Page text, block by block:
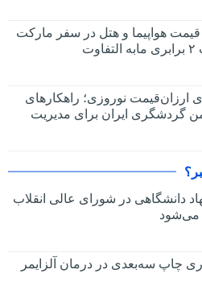
هواپیما و هتل در سفر مارکت
ارزان‌قیمت نوروزی؛ راهکارهای
گردشگری ایران برای مدیریت
دانشگاهی در شورای عالی انقلاب
می‌شود
چاپ سه‌بعدی در درمان آلزایمر